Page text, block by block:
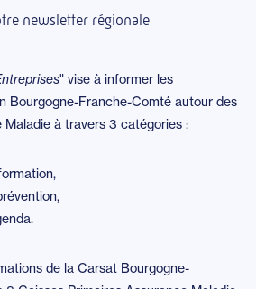
newsletter régionale
" vise à informer les
Bourgogne-Franche-Comté autour des
à travers 3 catégories :
de la Carsat Bourgogne-